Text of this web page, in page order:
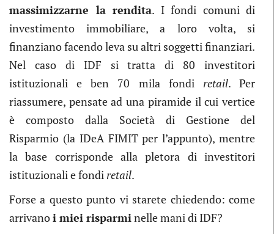
massimizzarne la rendita. I fondi comuni di
investimento immobiliare, a loro volta, si
finanziano facendo leva su altri soggetti finanziari.
Nel caso di IDF si tratta di 80 investitori
istituzionali e ben 70 mila fondi retail. Per
riassumere, pensate ad una piramide il cui vertice
è composto dalla Società di Gestione del
Risparmio (la IDeA FIMIT per l’appunto), mentre
la base corrisponde alla pletora di investitori
istituzionali e fondiretail.
Forse a questo punto vi starete chiedendo: come
arrivanoi miei risparminelle mani di IDF?